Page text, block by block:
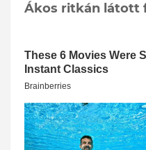
Ákos ritkán látott